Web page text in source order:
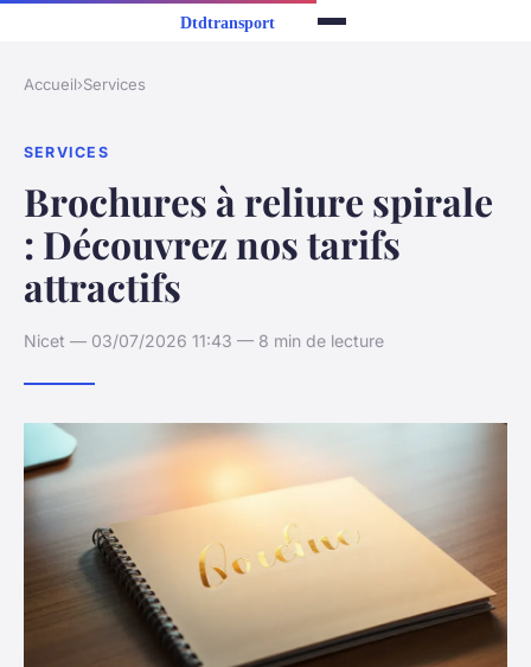
Accueil›Services
SERVICES
Brochures à reliure spirale
: Découvrez nos tarifs
attractifs
Nicet — 03/07/2026 11:43 — 8 min de lecture